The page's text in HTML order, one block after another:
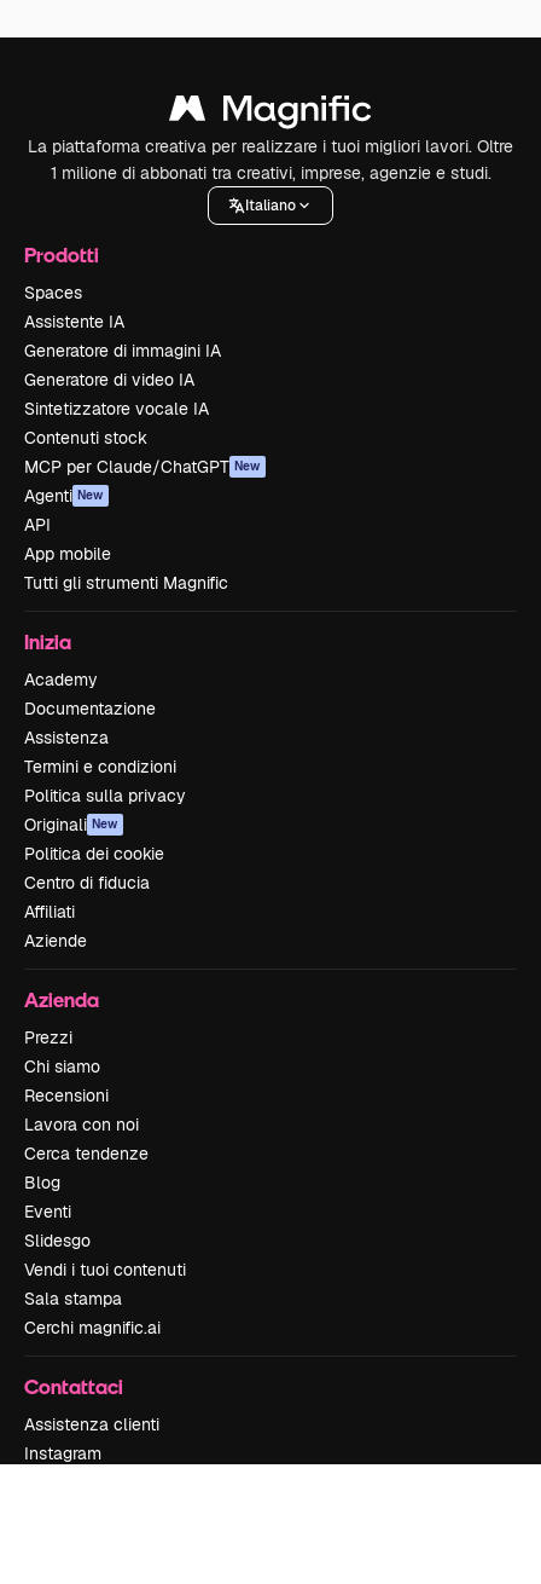
La piattaforma creativa per realizzare i tuoi migliori lavori. Oltre
1 milione di abbonati tra creativi, imprese, agenzie e studi.
Italiano
Prodotti
Spaces
Assistente IA
Generatore di immagini IA
Generatore di video IA
Sintetizzatore vocale IA
Contenuti stock
MCP per Claude/ChatGPT New
Agenti New
API
App mobile
Tutti gli strumenti Magnific
Inizia
Academy
Documentazione
Assistenza
Termini e condizioni
Politica sulla privacy
Originali New
Politica dei cookie
Centro di fiducia
Affiliati
Aziende
Azienda
Prezzi
Chi siamo
Recensioni
Lavora con noi
Cerca tendenze
Blog
Eventi
Slidesgo
Vendi i tuoi contenuti
Sala stampa
Cerchi magnific.ai
Contattaci
Assistenza clienti
Instagram